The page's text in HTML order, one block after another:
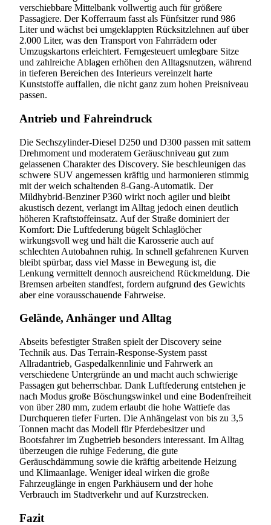
verschiebbare Mittelbank vollwertig auch für größere
Passagiere. Der Kofferraum fasst als Fünfsitzer rund 986
Liter und wächst bei umgeklappten Rücksitzlehnen auf über
2.000 Liter, was den Transport von Fahrrädern oder
Umzugskartons erleichtert. Ferngesteuert umlegbare Sitze
und zahlreiche Ablagen erhöhen den Alltagsnutzen, während
in tieferen Bereichen des Interieurs vereinzelt harte
Kunststoffe auffallen, die nicht ganz zum hohen Preisniveau
passen.
Antrieb und Fahreindruck
Die Sechszylinder-Diesel D250 und D300 passen mit sattem
Drehmoment und moderatem Geräuschniveau gut zum
gelassenen Charakter des Discovery. Sie beschleunigen das
schwere SUV angemessen kräftig und harmonieren stimmig
mit der weich schaltenden 8-Gang-Automatik. Der
Mildhybrid-Benziner P360 wirkt noch agiler und bleibt
akustisch dezent, verlangt im Alltag jedoch einen deutlich
höheren Kraftstoffeinsatz. Auf der Straße dominiert der
Komfort: Die Luftfederung bügelt Schlaglöcher
wirkungsvoll weg und hält die Karosserie auch auf
schlechten Autobahnen ruhig. In schnell gefahrenen Kurven
bleibt spürbar, dass viel Masse in Bewegung ist, die
Lenkung vermittelt dennoch ausreichend Rückmeldung. Die
Bremsen arbeiten standfest, fordern aufgrund des Gewichts
aber eine vorausschauende Fahrweise.
Gelände, Anhänger und Alltag
Abseits befestigter Straßen spielt der Discovery seine
Technik aus. Das Terrain-Response-System passt
Allradantrieb, Gaspedalkennlinie und Fahrwerk an
verschiedene Untergründe an und macht auch schwierige
Passagen gut beherrschbar. Dank Luftfederung entstehen je
nach Modus große Böschungswinkel und eine Bodenfreiheit
von über 280 mm, zudem erlaubt die hohe Wattiefe das
Durchqueren tiefer Furten. Die Anhängelast von bis zu 3,5
Tonnen macht das Modell für Pferdebesitzer und
Bootsfahrer im Zugbetrieb besonders interessant. Im Alltag
überzeugen die ruhige Federung, die gute
Geräuschdämmung sowie die kräftig arbeitende Heizung
und Klimaanlage. Weniger ideal wirken die große
Fahrzeuglänge in engen Parkhäusern und der hohe
Verbrauch im Stadtverkehr und auf Kurzstrecken.
Fazit